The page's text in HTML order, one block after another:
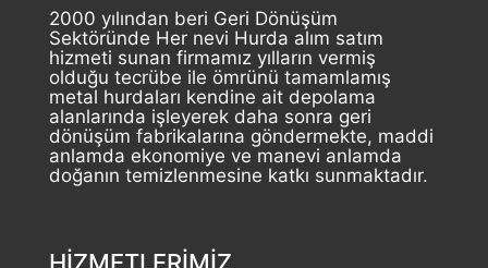
2000 yılından beri Geri Dönüşüm
Sektöründe Her nevi Hurda alım satım
hizmeti sunan firmamız yılların vermiş
olduğu tecrübe ile ömrünü tamamlamış
metal hurdaları kendine ait depolama
alanlarında işleyerek daha sonra geri
dönüşüm fabrikalarına göndermekte, maddi
anlamda ekonomiye ve manevi anlamda
doğanın temizlenmesine katkı sunmaktadır.
HİZMETLERİMİZ